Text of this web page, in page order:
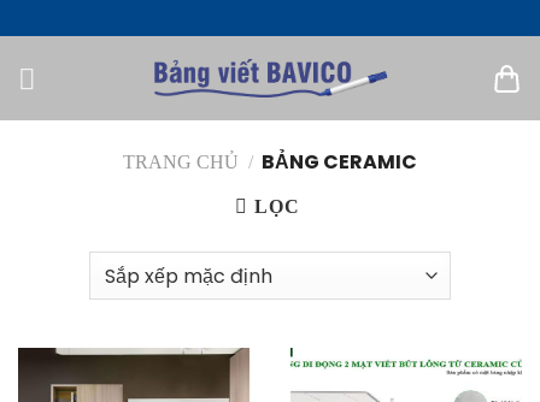
nội
TRANG CHỦ / BẢNG CERAMIC
LỌC